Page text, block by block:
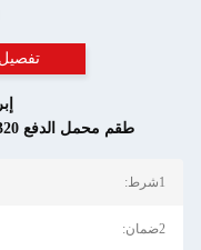
تفصيل
طقم محمل الدفع JD RE529320
1شرط:
2ضمان: